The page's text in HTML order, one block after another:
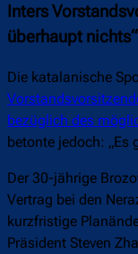
Inters
überhaupt nichts“
Die katalanische
bezüglich des
betonte jedoch: „Es
Der 30-jährige
Vertrag bei den
kurzfristige
Präsident Steven